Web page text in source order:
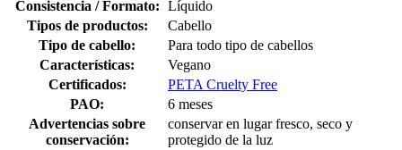
Consistencia / Formato: Líquido
Tipos de productos:
Cabello
Tipo de cabello:
Para todo tipo de cabellos
Características:
Vegano
Certificados:
PETA Cruelty Free
PAO:
6 meses
Advertencias sobre
conservación:
conservar en lugar fresco, seco y
protegido de la luz